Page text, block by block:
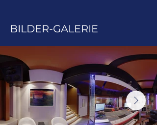
BILDER-GALERIE